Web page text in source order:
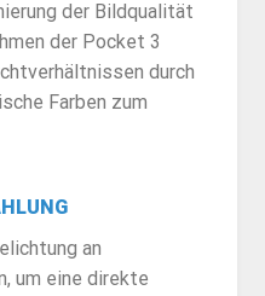
der Bildqualität
der Pocket 3
durch
Farben zum
an
um eine direkte